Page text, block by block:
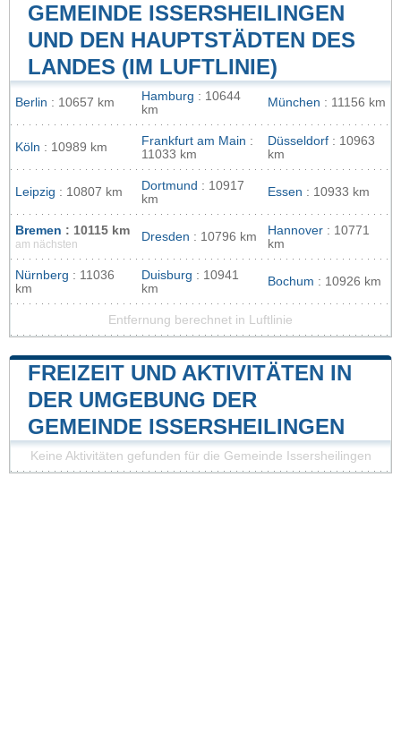
GEMEINDE ISSERSHEILINGEN
UND DEN HAUPTSTÄDTEN DES
LANDES (IM LUFTLINIE)
Berlin : 10657 km Hamburg : 10644
km
München : 11156 km
Köln : 10989 km Frankfurt am Main :
11033 km
Düsseldorf : 10963
km
Leipzig : 10807 km Dortmund : 10917
km
Essen : 10933 km
Bremen : 10115 km
am nächsten
Dresden : 10796 km Hannover : 10771
km
Nürnberg : 11036
km
Duisburg : 10941
km
Bochum : 10926 km
Entfernung berechnet in Luftlinie
FREIZEIT UND AKTIVITÄTEN IN
DER UMGEBUNG DER
GEMEINDE ISSERSHEILINGEN
Keine Aktivitäten gefunden für die Gemeinde Issersheilingen